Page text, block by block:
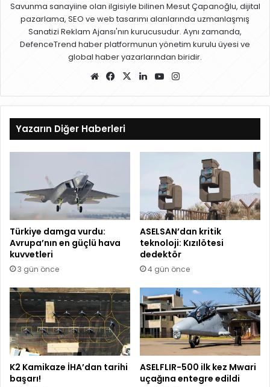
Savunma sanayiine olan ilgisiyle bilinen Mesut Çapanoğlu, dijital
pazarlama, SEO ve web tasarımı alanlarında uzmanlaşmış
Sanatizi Reklam Ajansı'nın kurucusudur. Aynı zamanda,
DefenceTrend haber platformunun yönetim kurulu üyesi ve
global haber yazarlarından biridir.
W
sit
esi
Fa
bo
ok
X
Lin
dIn
Yo
ub
e
gr
a
Yazarın Diğer Haberleri
Türkiye damga vurdu:
Avrupa’nın en güçlü hava
kuvvetleri
3 gün önce
ASELSAN’dan kritik
teknoloji: Kızılötesi
dedektör
4 gün önce
K2 Kamikaze İHA’dan tarihi
başarı!
ASELFLIR-500 ilk kez Mwari
uçağına entegre edildi